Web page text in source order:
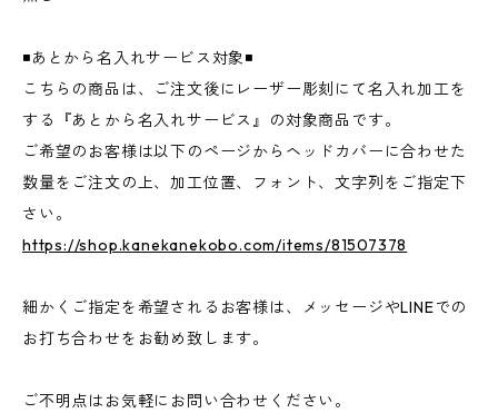
◾️あとから名入れサービス対象◾️
こちらの商品は、ご注文後にレーザー彫刻にて名入れ加工を
する『あとから名入れサービス』の対象商品です。
ご希望のお客様は以下のページからヘッドカバーに合わせた
数量をご注文の上、加工位置、フォント、文字列をご指定下
さい。
https://shop.kanekanekobo.com/items/81507378
細かくご指定を希望されるお客様は、メッセージやLINEでの
お打ち合わせをお勧め致します。
ご不明点はお気軽にお問い合わせください。